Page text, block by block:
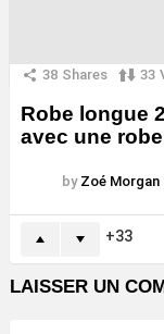
38 Shares 33
Robe longue
avec une
by Zoé Morgan
33
LAISSER UN